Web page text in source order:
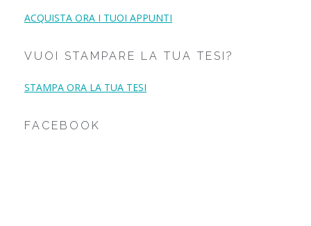
ACQUISTA ORA I TUOI APPUNTI
VUOI STAMPARE LA TUA TESI?
STAMPA ORA LA TUA TESI
FACEBOOK